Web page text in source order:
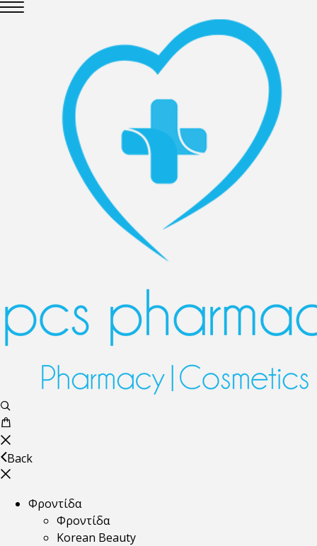
Back
Φροντίδα
Φροντίδα
Korean Beauty